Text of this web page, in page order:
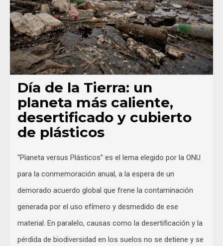
Día de la Tierra: un
planeta más caliente,
desertificado y cubierto
de plásticos
“Planeta versus Plásticos” es el lema elegido por la ONU
para la conmemoración anual, a la espera de un
demorado acuerdo global que frene la contaminación
generada por el uso efímero y desmedido de ese
material. En paralelo, causas como la desertificación y la
pérdida de biodiversidad en los suelos no se detiene y se